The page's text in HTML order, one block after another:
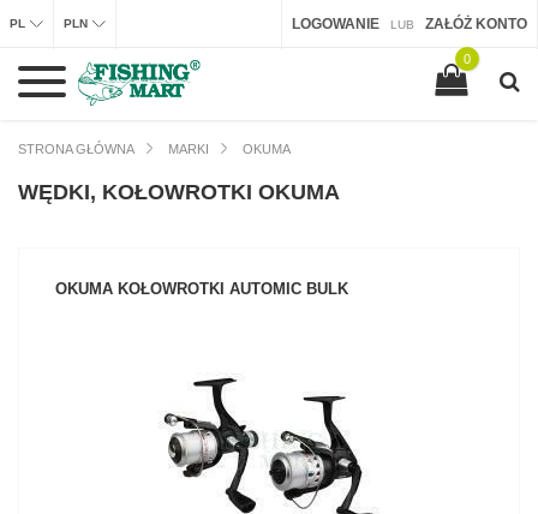
LOGOWANIE LUB ZAŁÓŻ KONTO
PL PLN
0
STRONA GŁÓWNA MARKI OKUMA
WĘDKI, KOŁOWROTKI OKUMA
OKUMA KOŁOWROTKI AUTOMIC BULK
ZOBACZ PRODUKT